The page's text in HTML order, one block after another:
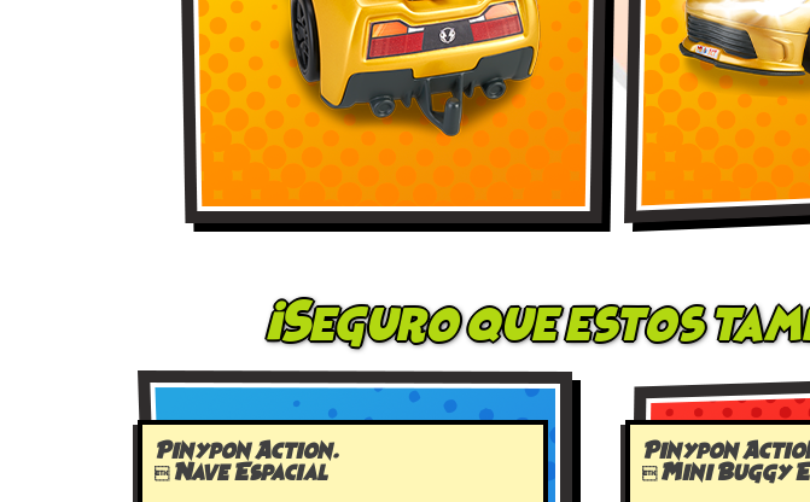
¡Seguro que estos
Pinypon Action.
 Nave Espacial
Pinypon
 Mini Buggy